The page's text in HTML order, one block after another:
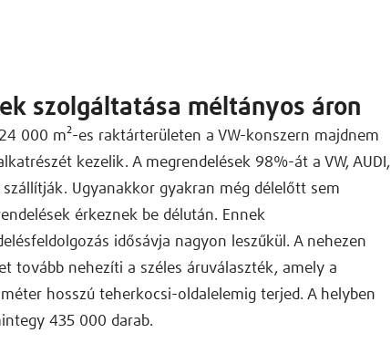
szolgáltatása méltányos áron
000 m²-es raktárterületen a VW-konszern majdnem
kezelik. A megrendelések 98%-át a VW, AUDI,
szállítják. Ugyanakkor gyakran még délelőtt sem
érkeznek be délután. Ennek
idősávja nagyon leszűkül. A nehezen
tovább nehezíti a széles áruválaszték, amely a
hosszú teherkocsi-oldalelemig terjed. A helyben
435 000 darab.